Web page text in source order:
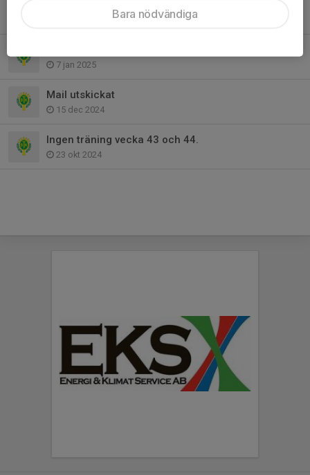
7 jan 2025
Mail utskickat
15 dec 2024
Ingen träning vecka 43 och 44.
23 okt 2024
Bara nödvändiga